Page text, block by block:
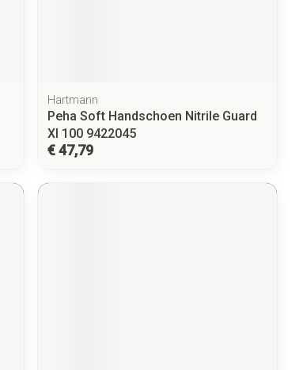
Hartmann
Peha Soft Handschoen Nitrile Guard
Xl 100 9422045
€ 47,79